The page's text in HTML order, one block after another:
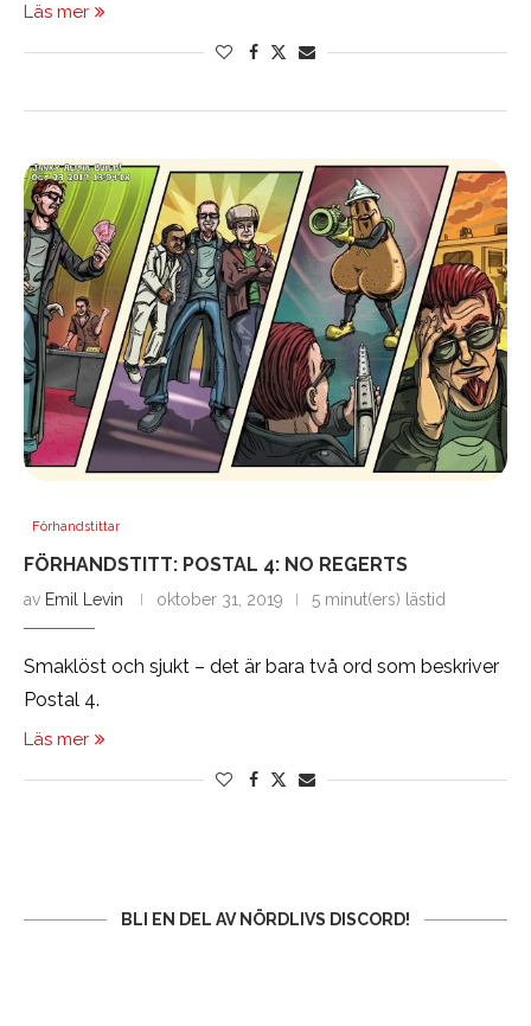
Läs mer
Förhandstittar
FÖRHANDSTITT: POSTAL 4: NO REGERTS
av Emil Levin oktober 31, 2019 5 minut(ers) lästid
Smaklöst och sjukt – det är bara två ord som beskriver
Postal 4.
Läs mer
BLI EN DEL AV NÖRDLIVS DISCORD!